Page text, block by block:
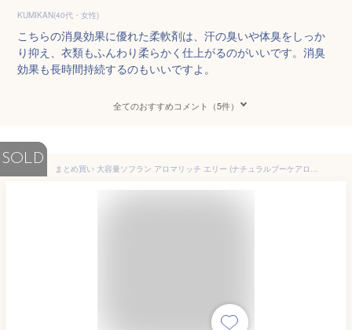
KUMIKAN(40代・女性)
こちらの消臭効果に優れた柔軟剤は、汗の臭いや体臭をしっか
り抑え、衣類もふんわり柔らかく仕上がるのがいいです。消臭
効果も長時間持続するのもいいですよ。
全てのおすすめコメント（5件）
SOLD
まとめ買い 大容量ソフラン アロマリッチ エリー (ナチュラルブーケアロマの香り) 柔軟剤 本体 520ml+詰め替え 特大1200ml 2個ア